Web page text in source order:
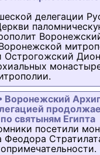
делегации
Острогожский
Воронежский
святыням Египта
посетили
Феодора